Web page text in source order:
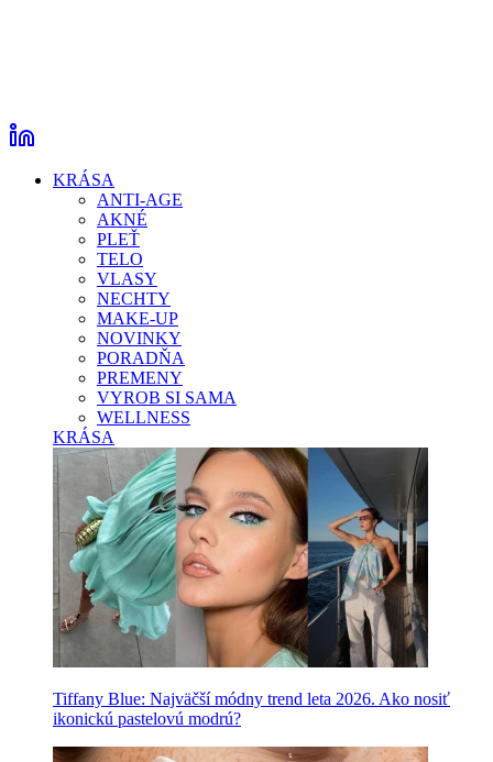
KRÁSA
ANTI-AGE
AKNÉ
PLEŤ
TELO
VLASY
NECHTY
MAKE-UP
NOVINKY
PORADŇA
PREMENY
VYROB SI SAMA
WELLNESS
KRÁSA
Tiffany Blue: Najväčší módny trend leta 2026. Ako nosiť
ikonickú pastelovú modrú?